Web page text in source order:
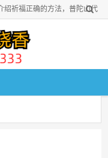
绍祈福正确的方法，普陀山代